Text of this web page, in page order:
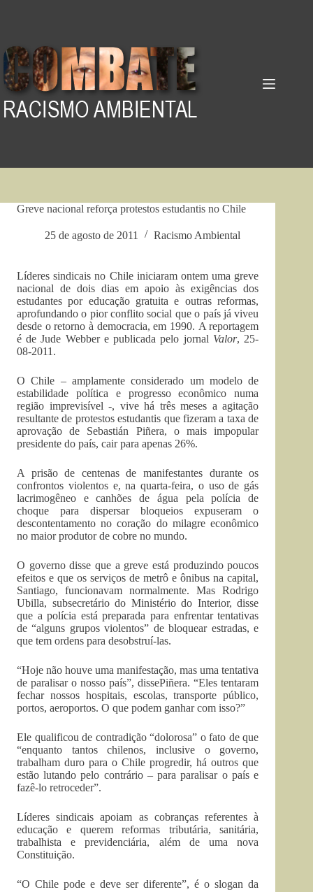
Greve nacional reforça protestos estudantis no Chile
25 de agosto de 2011 Racismo Ambiental
Líderes sindicais no Chile iniciaram ontem uma greve
nacional de dois dias em apoio às exigências dos
estudantes por educação gratuita e outras reformas,
aprofundando o pior conflito social que o país já viveu
desde o retorno à democracia, em 1990. A reportagem
é de Jude Webber e publicada pelo jornal Valor, 25-
08-2011.
O Chile – amplamente considerado um modelo de
estabilidade política e progresso econômico numa
região imprevisível -, vive há três meses a agitação
resultante de protestos estudantis que fizeram a taxa de
aprovação de Sebastián Piñera, o mais impopular
presidente do país, cair para apenas 26%.
A prisão de centenas de manifestantes durante os
confrontos violentos e, na quarta-feira, o uso de gás
lacrimogêneo e canhões de água pela polícia de
choque para dispersar bloqueios expuseram o
descontentamento no coração do milagre econômico
no maior produtor de cobre no mundo.
O governo disse que a greve está produzindo poucos
efeitos e que os serviços de metrô e ônibus na capital,
Santiago, funcionavam normalmente. Mas Rodrigo
Ubilla, subsecretário do Ministério do Interior, disse
que a polícia está preparada para enfrentar tentativas
de “alguns grupos violentos” de bloquear estradas, e
que tem ordens para desobstruí-las.
“Hoje não houve uma manifestação, mas uma tentativa
de paralisar o nosso país”, dissePiñera. “Eles tentaram
fechar nossos hospitais, escolas, transporte público,
portos, aeroportos. O que podem ganhar com isso?”
Ele qualificou de contradição “dolorosa” o fato de que
“enquanto tantos chilenos, inclusive o governo,
trabalham duro para o Chile progredir, há outros que
estão lutando pelo contrário – para paralisar o país e
fazê-lo retroceder”.
Líderes sindicais apoiam as cobranças referentes à
educação e querem reformas tributária, sanitária,
trabalhista e previdenciária, além de uma nova
Constituição.
“O Chile pode e deve ser diferente”, é o slogan da